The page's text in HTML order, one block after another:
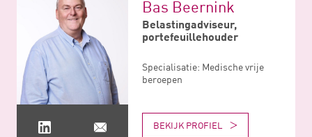
Bas Beernink
Belastingadviseur,
portefeuillehouder
Specialisatie: Medische vrije
beroepen
BEKIJK PROFIEL